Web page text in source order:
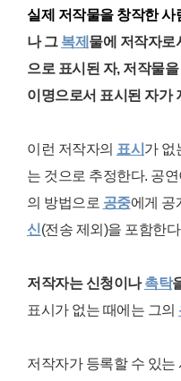
실제 저작물을 창작한
나 그 복제 물에 저작자로
으로 표시된 자, 저작물을
이명으로서 표시된 자가
이런 저작자의 표시 가 없
는 것으로 추정한다. 공
의 방법으로 공중에게 공
신(전송 제외)을 포함한
저작자는 신청이나촉탁
표시가 없는 때에는 그의
저작자가 등록할 수 있